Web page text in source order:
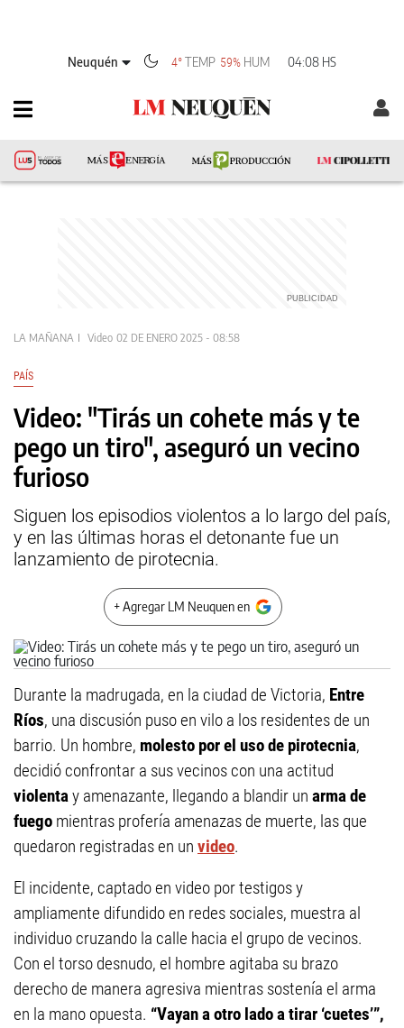
Neuquén 4°TEMP 59% HUM 04:08 HS
LA MAÑANA Video 02 DE ENERO 2025 - 08:58
PAÍS
Video: "Tirás un cohete más y te
pego un tiro", aseguró un vecino
furioso
Siguen los episodios violentos a lo largo del país,
y en las últimas horas el detonante fue un
lanzamiento de pirotecnia.
+ Agregar LM Neuquen en
Durante la madrugada, en la ciudad de Victoria, Entre
Ríos, una discusión puso en vilo a los residentes de un
barrio. Un hombre, molesto por el uso de pirotecnia,
decidió confrontar a sus vecinos con una actitud
violentay amenazante, llegando a blandir un arma de
fuego mientras profería amenazas de muerte, las que
quedaron registradas en un video.
El incidente, captado en video por testigos y
ampliamente difundido en redes sociales, muestra al
individuo cruzando la calle hacia el grupo de vecinos.
Con el torso desnudo, el hombre agitaba su brazo
derecho de manera agresiva mientras sostenía el arma
en la mano opuesta. “Vayan a otro lado a tirar ‘cuetes’”,